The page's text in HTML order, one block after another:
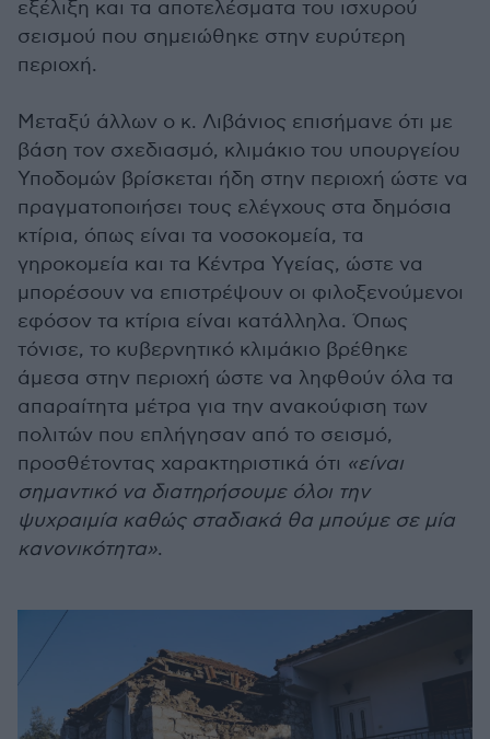
εξέλιξη και τα αποτελέσματα του ισχυρού
σεισμού που σημειώθηκε στην ευρύτερη
περιοχή.
Μεταξύ άλλων ο κ. Λιβάνιος επισήμανε ότι με
βάση τον σχεδιασμό, κλιμάκιο του υπουργείου
Υποδομών βρίσκεται ήδη στην περιοχή ώστε να
πραγματοποιήσει τους ελέγχους στα δημόσια
κτίρια, όπως είναι τα νοσοκομεία, τα
γηροκομεία και τα Κέντρα Υγείας, ώστε να
μπορέσουν να επιστρέψουν οι φιλοξενούμενοι
εφόσον τα κτίρια είναι κατάλληλα. Όπως
τόνισε, το κυβερνητικό κλιμάκιο βρέθηκε
άμεσα στην περιοχή ώστε να ληφθούν όλα τα
απαραίτητα μέτρα για την ανακούφιση των
πολιτών που επλήγησαν από το σεισμό,
προσθέτοντας χαρακτηριστικά ότι «είναι
σημαντικό να διατηρήσουμε όλοι την
ψυχραιμία καθώς σταδιακά θα μπούμε σε μία
κανονικότητα».